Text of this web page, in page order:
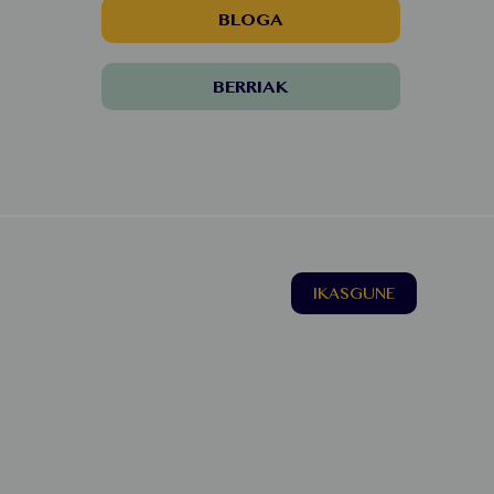
BLOGA
BERRIAK
IKASGUNE